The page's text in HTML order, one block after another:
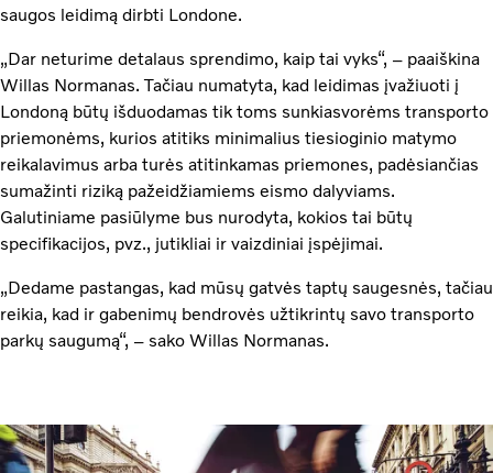
saugos leidimą dirbti Londone.
„Dar neturime detalaus sprendimo, kaip tai vyks“, – paaiškina
Willas Normanas. Tačiau numatyta, kad leidimas įvažiuoti į
Londoną būtų išduodamas tik toms sunkiasvorėms transporto
priemonėms, kurios atitiks minimalius tiesioginio matymo
reikalavimus arba turės atitinkamas priemones, padėsiančias
sumažinti riziką pažeidžiamiems eismo dalyviams.
Galutiniame pasiūlyme bus nurodyta, kokios tai būtų
specifikacijos, pvz., jutikliai ir vaizdiniai įspėjimai.
„Dedame pastangas, kad mūsų gatvės taptų saugesnės, tačiau
reikia, kad ir gabenimų bendrovės užtikrintų savo transporto
parkų saugumą“, – sako Willas Normanas.